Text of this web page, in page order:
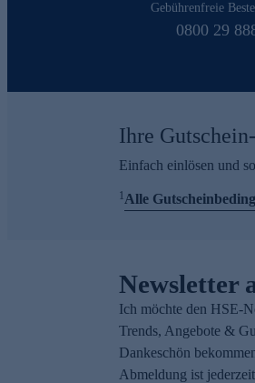
Gebührenfreie
0800 29
Ihre
Einfach einlösen und
1Alle
Newsletter
Ich möchte den HSE-
Trends, Angebote &
Dankeschön
Abmeldung ist